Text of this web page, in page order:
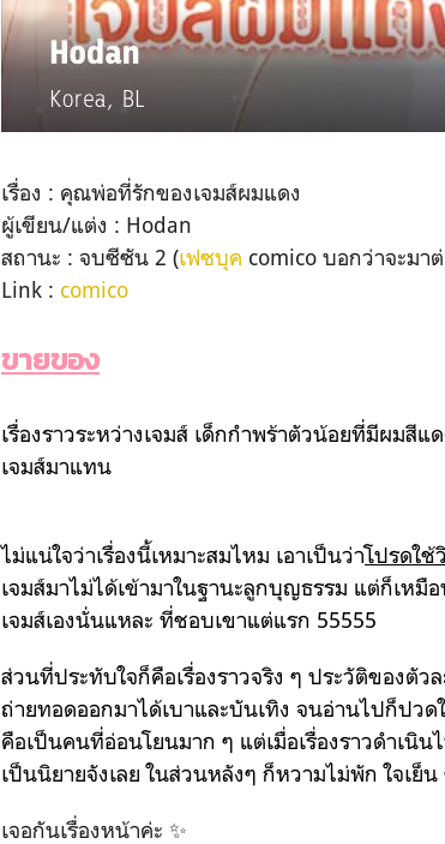
เรื่อง : คุณพ่อที่รักของเจมส์ผมแดง
ผู้เขียน/แต่ง : Hodan
สถานะ : จบซีซัน 2 (เฟซบุค comico บอกว่าจะมา
Link : comico
ขายของ
เรื่องราวระหว่างเจมส์ เด็กกำพร้าตัวน้อยที่มีผม
เจมส์มาแทน
ไม่แน่ใจว่าเรื่องนี้เหมาะสมไหม เอาเป็นว่าโปรดใ
เจมส์มาไม่ได้เข้ามาในฐานะลูกบุญธรรม แต่ก็เหมื
เจมส์เองนั่นแหละ ที่ชอบเขาแต่แรก 55555
ส่วนที่ประทับใจก็คือเรื่องราวจริง ๆ ประวัติของตัว
ถ่ายทอดออกมาได้เบาและบันเทิง จนอ่านไปก็ปวด
คือเป็นคนที่อ่อนโยนมาก ๆ แต่เมื่อเรื่องราวดำเนิ
เป็นนิยายจังเลย ในส่วนหลังๆ ก็หวามไม่พัก ใจเย็
เจอกันเรื่องหน้าค่ะ ✨